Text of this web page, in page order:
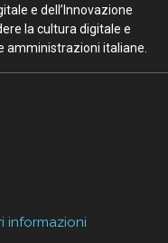
e dell’Innovazione
la cultura digitale e
amministrazioni italiane.
informazioni